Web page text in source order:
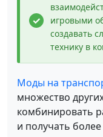
игровыми
создавать
технику в
Моды на
множество
комбинировать
и получать